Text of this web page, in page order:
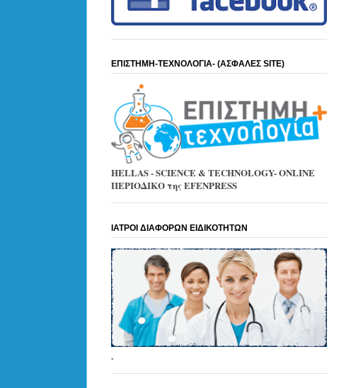
ΕΠΙΣΤΗΜΗ-ΤΕΧΝΟΛΟΓΙΑ- (ΑΣΦΑΛΕΣ SITE)
HELLAS - SCIENCE & TECHNOLOGY- ONLINE
ΠΕΡΙΟΔΙΚΟ της EFENPRESS
ΙΑΤΡΟΙ ΔΙΑΦΟΡΩΝ ΕΙΔΙΚΟΤΗΤΩΝ
.